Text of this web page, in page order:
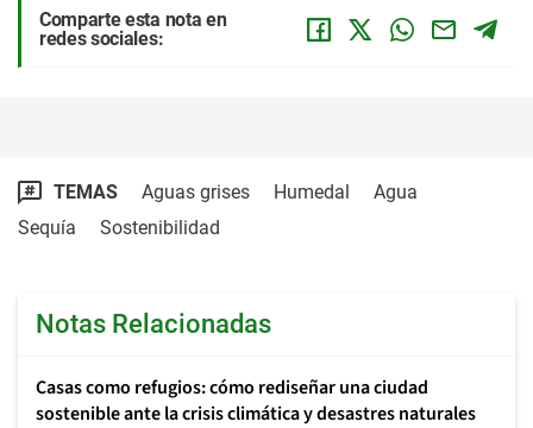
Comparte esta nota en
redes sociales:
TEMAS Aguas grises Humedal
Agua
Sequía
Sostenibilidad
Notas Relacionadas
Casas como refugios: cómo rediseñar una ciudad
sostenible ante la crisis climática y desastres naturales